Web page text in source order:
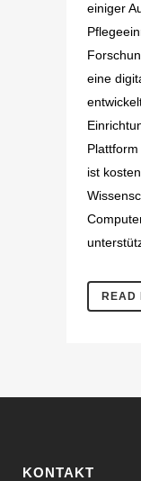
einiger
eine
ist
READ
KONTAKT